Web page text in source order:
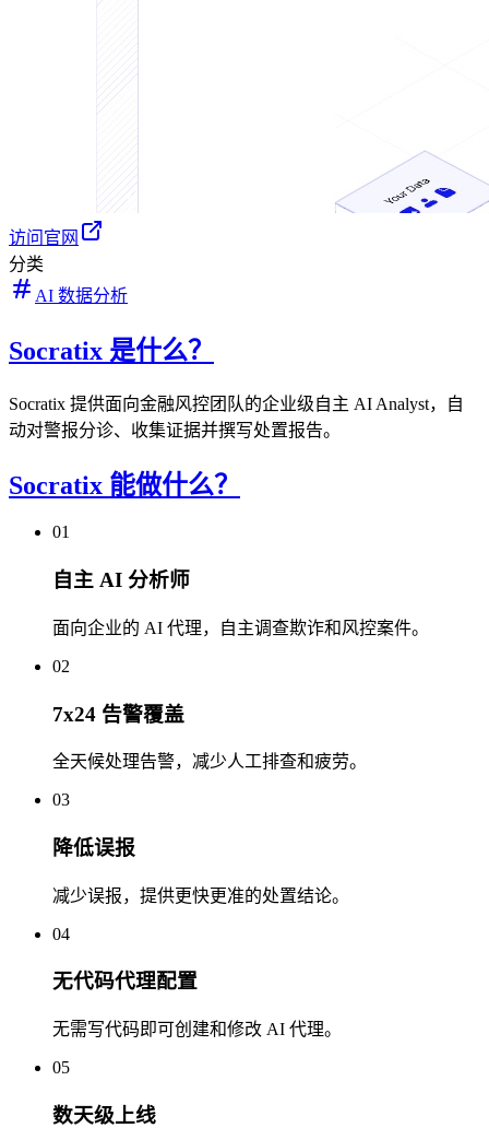
访问官网
分类
AI 数据分析
Socratix 是什么？
Socratix 提供面向金融风控团队的企业级自主 AI Analyst，自
动对警报分诊、收集证据并撰写处置报告。
Socratix 能做什么？
01
自主 AI 分析师
面向企业的 AI 代理，自主调查欺诈和风控案件。
02
7x24 告警覆盖
全天候处理告警，减少人工排查和疲劳。
03
降低误报
减少误报，提供更快更准的处置结论。
04
无代码代理配置
无需写代码即可创建和修改 AI 代理。
05
数天级上线